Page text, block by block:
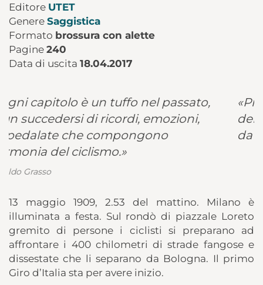
Editore UTET
Genere Saggistica
Formato brossura con alette
Pagine 240
Data di uscita 18.04.2017
«Primo classificato Coppi. In attesa
del secondo, trasmettiamo musica
da ballo.»
13 maggio 1909, 2.53 del mattino. Milano è
illuminata a festa. Sul rondò di piazzale Loreto
gremito di persone i ciclisti si preparano ad
affrontare i 400 chilometri di strade fangose e
dissestate che li separano da Bologna. Il primo
Giro d’Italia sta per avere inizio.